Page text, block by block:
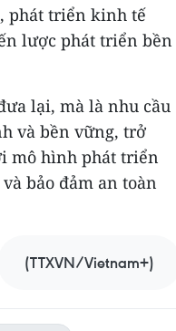
phát triển kinh tế
lược phát triển bền
lại, mà là nhu cầu
và bền vững, trở
mô hình phát triển
bảo đảm an toàn
(TTXVN/Vietnam+)